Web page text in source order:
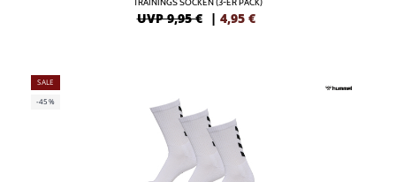
UVP 9,95 € | 4,95 €
SALE
-45%